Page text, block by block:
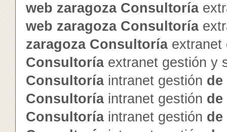
web zaragoza Consultoría
web zaragoza Consultoría
zaragoza Consultoríaextranet
Consultoríaextranet gestión y
Consultoríaintranet gestión de
Consultoríaintranet gestión de
Consultoríaintranet gestión de